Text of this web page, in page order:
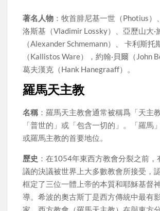
著名人物 ：牧首腓尼基一世（Photius）
洛斯基（Vladimir Lossky）、亞歷山大·
（Alexander Schmemann）、 卡利斯托
（Kallistos Ware），約翰·貝爾（John
葛夫漢克（Hank Hanegraaff）。
羅馬天主教
名稱 ：羅馬天主教會通常被稱爲「天主
「普世的」或「包含一切的」。「羅馬
或羅馬主教的首要地位。
歷史 ：在1054年東西方教會分裂之前，
議的決議被世界上大多數教會所接受，
框定了三位一體上帝的本質和耶穌基督
導。希波的奧古斯丁是西方傳統中最有